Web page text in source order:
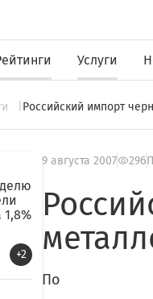
Услуги
Российский импорт
+2
9 августа 2007 296
По